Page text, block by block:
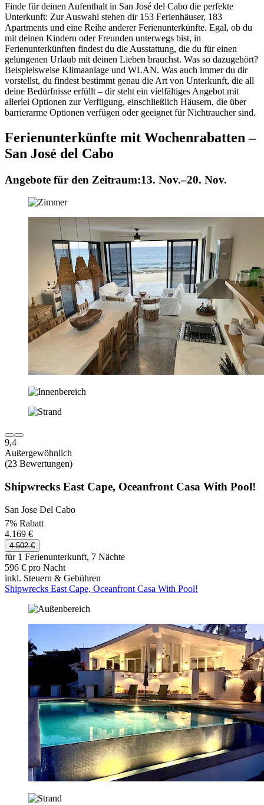
Finde für deinen Aufenthalt in San José del Cabo die perfekte
Unterkunft: Zur Auswahl stehen dir 153 Ferienhäuser, 183
Apartments und eine Reihe anderer Ferienunterkünfte. Egal, ob du
mit deinen Kindern oder Freunden unterwegs bist, in
Ferienunterkünften findest du die Ausstattung, die du für einen
gelungenen Urlaub mit deinen Lieben brauchst. Was so dazugehört?
Beispielsweise Klimaanlage und WLAN. Was auch immer du dir
vorstellst, du findest bestimmt genau die Art von Unterkunft, die all
deine Bedürfnisse erfüllt – dir steht ein vielfältiges Angebot mit
allerlei Optionen zur Verfügung, einschließlich Häusern, die über
barrierarme Optionen verfügen oder geeignet für Nichtraucher sind.
Ferienunterkünfte mit Wochenrabatten –
San José del Cabo
Angebote für den Zeitraum:13. Nov.–20. Nov.
9,4
Außergewöhnlich
(23 Bewertungen)
Shipwrecks East Cape, Oceanfront Casa With Pool!
San Jose Del Cabo
7% Rabatt
4.169 €
4.502 €
für 1 Ferienunterkunft, 7 Nächte
596 € pro Nacht
inkl. Steuern & Gebühren
Shipwrecks East Cape, Oceanfront Casa With Pool!